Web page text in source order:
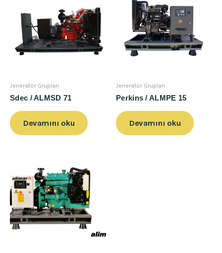
Jeneratör Grupları
Sdec / ALMSD 71
Devamını oku
Jeneratör Grupları
Perkins / ALMPE 15
Devamını oku